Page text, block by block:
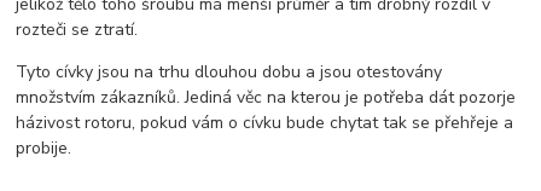
rozteči se ztratí.
Tyto cívky jsou na trhu dlouhou dobu a jsou otestovány
množstvím zákazníků. Jediná věc na kterou je potřeba dát pozorje
házivost rotoru, pokud vám o cívku bude chytat tak se přehřeje a
probije.